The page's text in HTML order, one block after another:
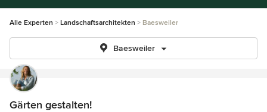
Alle Experten Landschaftsarchitekten Baesweiler
Baesweiler
Gärten gestalten!